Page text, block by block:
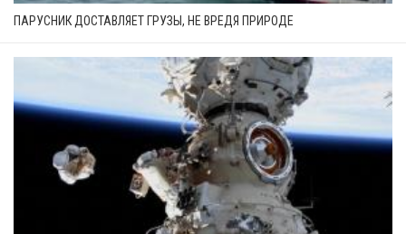
ПАРУСНИК ДОСТАВЛЯЕТ ГРУЗЫ, НЕ ВРЕДЯ ПРИРОДЕ